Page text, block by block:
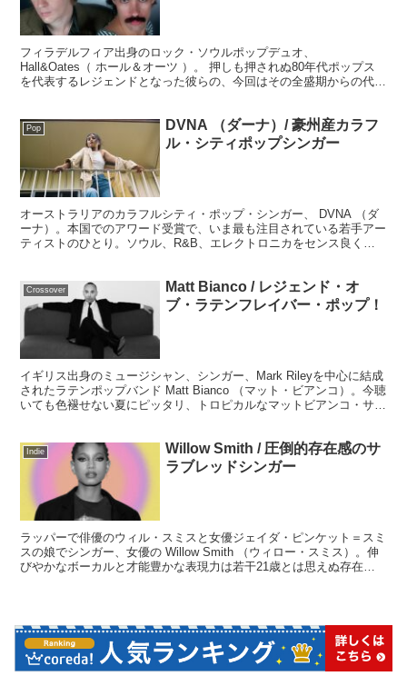
フィラデルフィア出身のロック・ソウルポップデュオ、
Hall&Oates（ ホール＆オーツ ）。 押しも押されぬ80年代ポップス
を代表するレジェンドとなった彼らの、今回はその全盛期からの代表
Pop
DVNA （ダーナ）/ 豪州産カラフ
ル・シティポップシンガー
オーストラリアのカラフルシティ・ポップ・シンガー、 DVNA （ダ
ーナ）。本国でのアワード受賞で、いま最も注目されている若手アー
ティストのひとり。ソウル、R&B、エレクトロニカをセンス良く組
す。
Crossover
Matt Bianco / レジェンド・オ
ブ・ラテンフレイバー・ポップ！
イギリス出身のミュージシャン、シンガー、Mark Rileyを中心に結成
されたラテンポップバンド Matt Bianco （マット・ビアンコ）。今聴
いても色褪せない夏にピッタリ、トロピカルなマットビアンコ・サウ
Indie
Willow Smith / 圧倒的存在感のサ
ラブレッドシンガー
ラッパーで俳優のウィル・スミスと女優ジェイダ・ピンケット＝スミ
スの娘でシンガー、女優の Willow Smith （ウィロー・スミス）。伸
びやかなボーカルと才能豊かな表現力は若干21歳とは思えぬ存在感